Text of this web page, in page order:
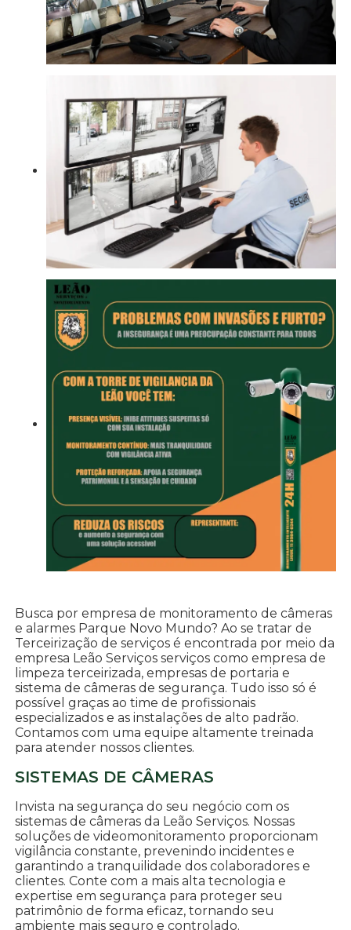
Busca por empresa de monitoramento de câmeras
e alarmes Parque Novo Mundo? Ao se tratar de
Terceirização de serviços é encontrada por meio da
empresa Leão Serviços serviços como empresa de
limpeza terceirizada, empresas de portaria e
sistema de câmeras de segurança. Tudo isso só é
possível graças ao time de profissionais
especializados e as instalações de alto padrão.
Contamos com uma equipe altamente treinada
para atender nossos clientes.
SISTEMAS DE CÂMERAS
Invista na segurança do seu negócio com os
sistemas de câmeras da Leão Serviços. Nossas
soluções de videomonitoramento proporcionam
vigilância constante, prevenindo incidentes e
garantindo a tranquilidade dos colaboradores e
clientes. Conte com a mais alta tecnologia e
expertise em segurança para proteger seu
patrimônio de forma eficaz, tornando seu
ambiente mais seguro e controlado.